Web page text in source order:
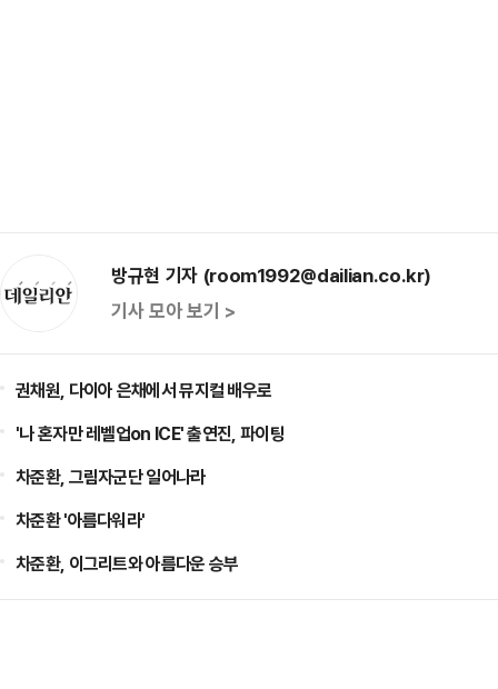
방규현 기자 (room1992@dailian.co.kr)
기사 모아 보기 >
권채원, 다이아 은채에서 뮤지컬 배우로
'나 혼자만 레벨업on ICE' 출연진, 파이팅
차준환, 그림자군단 일어나라
차준환 '아름다워라'
차준환, 이그리트와 아름다운 승부